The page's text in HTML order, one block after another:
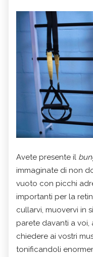
Avete presente il
immaginate di non
vuoto con picchi
importanti per la
cullarvi, muovervi in
parete davanti a
chiedere ai vostri
tonificandoli